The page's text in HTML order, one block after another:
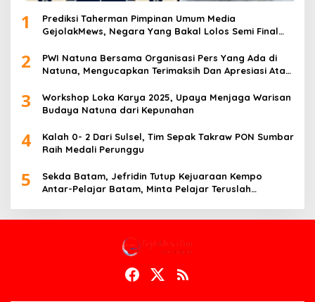
1
Prediksi Taherman Pimpinan Umum Media
GejolakMews, Negara Yang Bakal Lolos Semi Final
2
PWI Natuna Bersama Organisasi Pers Yang Ada di
Natuna, Mengucapkan Terimaksih Dan Apresiasi Atas
dan Insan Pers
3
Workshop Loka Karya 2025, Upaya Menjaga Warisan
Budaya Natuna dari Kepunahan
4
Kalah 0- 2 Dari Sulsel, Tim Sepak Takraw PON Sumbar
Raih Medali Perunggu
5
Sekda Batam, Jefridin Tutup Kejuaraan Kempo
Antar-Pelajar Batam, Minta Pelajar Teruslah